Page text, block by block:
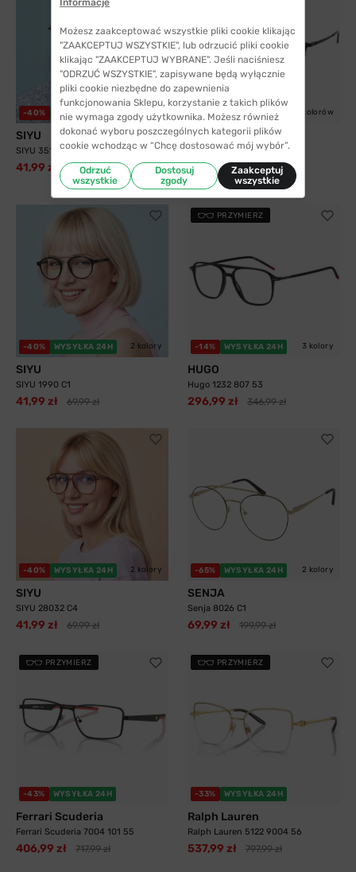
-40% WYSYŁKA 24H 2 kolory
SIYU
SIYU 35117 C9
41,99 zł 69,99 zł
WYSYŁKA 24H 5 kolorów
Solano
Solano 10204 B z nakładką
przeciwsłoneczną z...
299,99 zł
-40% WYSYŁKA 24H 2 kolory
SIYU
SIYU 1990 C1
41,99 zł 69,99 zł
PRZYMIERZ
-14% WYSYŁKA 24H 3 kolory
HUGO
Hugo 1232 807 53
296,99 zł 346,99 zł
-40% WYSYŁKA 24H 2 kolory
SIYU
SIYU 28032 C4
41,99 zł 69,99 zł
-65% WYSYŁKA 24H 2 kolory
SENJA
Senja 8026 C1
69,99 zł 199,99 zł
PRZYMIERZ
-43% WYSYŁKA 24H
Ferrari Scuderia
Ferrari Scuderia 7004 101 55
406,99 zł 717,99 zł
PRZYMIERZ
-33% WYSYŁKA 24H
Ralph Lauren
Ralph Lauren 5122 9004 56
537,99 zł 797,99 zł
Możesz zaakceptować wszystkie pliki cookie klikając
"ZAAKCEPTUJ WSZYSTKIE", lub odrzucić pliki cookie
klikając "ZAAKCEPTUJ WYBRANE". Jeśli naciśniesz
"ODRZUĆ WSZYSTKIE", zapisywane będą wyłącznie
pliki cookie niezbędne do zapewnienia
funkcjonowania Sklepu, korzystanie z takich plików
nie wymaga zgody użytkownika. Możesz również
dokonać wyboru poszczególnych kategorii plików
cookie wchodząc w “Chcę dostosować mój wybór”.
Odrzuć
wszystkie
Dostosuj
zgody
Zaakceptuj
wszystkie